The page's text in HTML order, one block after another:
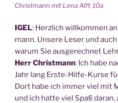
Christ­mann mit Lena Alff, 10a
IGEL: Herz­lich will­kom­men
mann. Unse­re Leser und
war­um Sie aus­ge­rech­net
Herr Christ­mann: Ich habe
Jahr lang Ers­te-Hil­fe-Kur­se
Dort habe ich immer viel mit
und ich hat­te viel Spaß